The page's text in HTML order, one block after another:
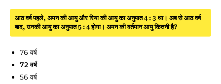
आठ वर्ष पहले, अमन की आयु और रिया की आयु का अनुपात 4 : 3 था। अब से आठ वर्ष
बाद, उनकी आयु का अनुपात 5 : 4 होगा। अमन की वर्तमान आयु कितनी है?
76 वर्ष
72 वर्ष
56 वर्ष